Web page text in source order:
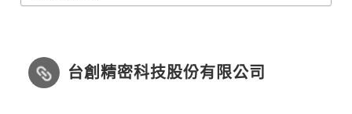
台創精密科技股份有限公司